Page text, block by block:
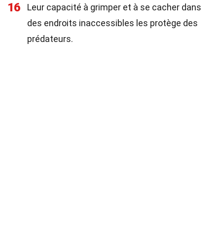
16
Leur capacité à grimper et à se cacher dans
des endroits inaccessibles les protège des
prédateurs.